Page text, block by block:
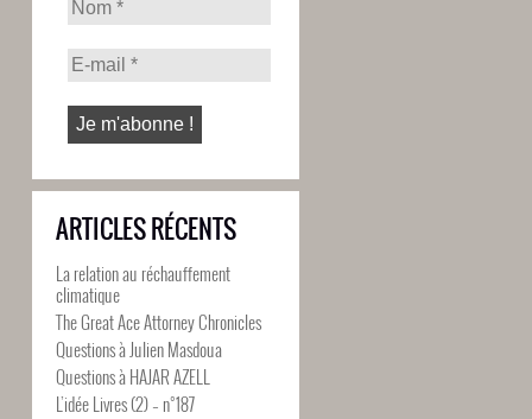
ARTICLES RÉCENTS
La relation au réchauffement
climatique
The Great Ace Attorney Chronicles
Questions à Julien Masdoua
Questions à HAJAR AZELL
L’idée Livres (2) – n°187